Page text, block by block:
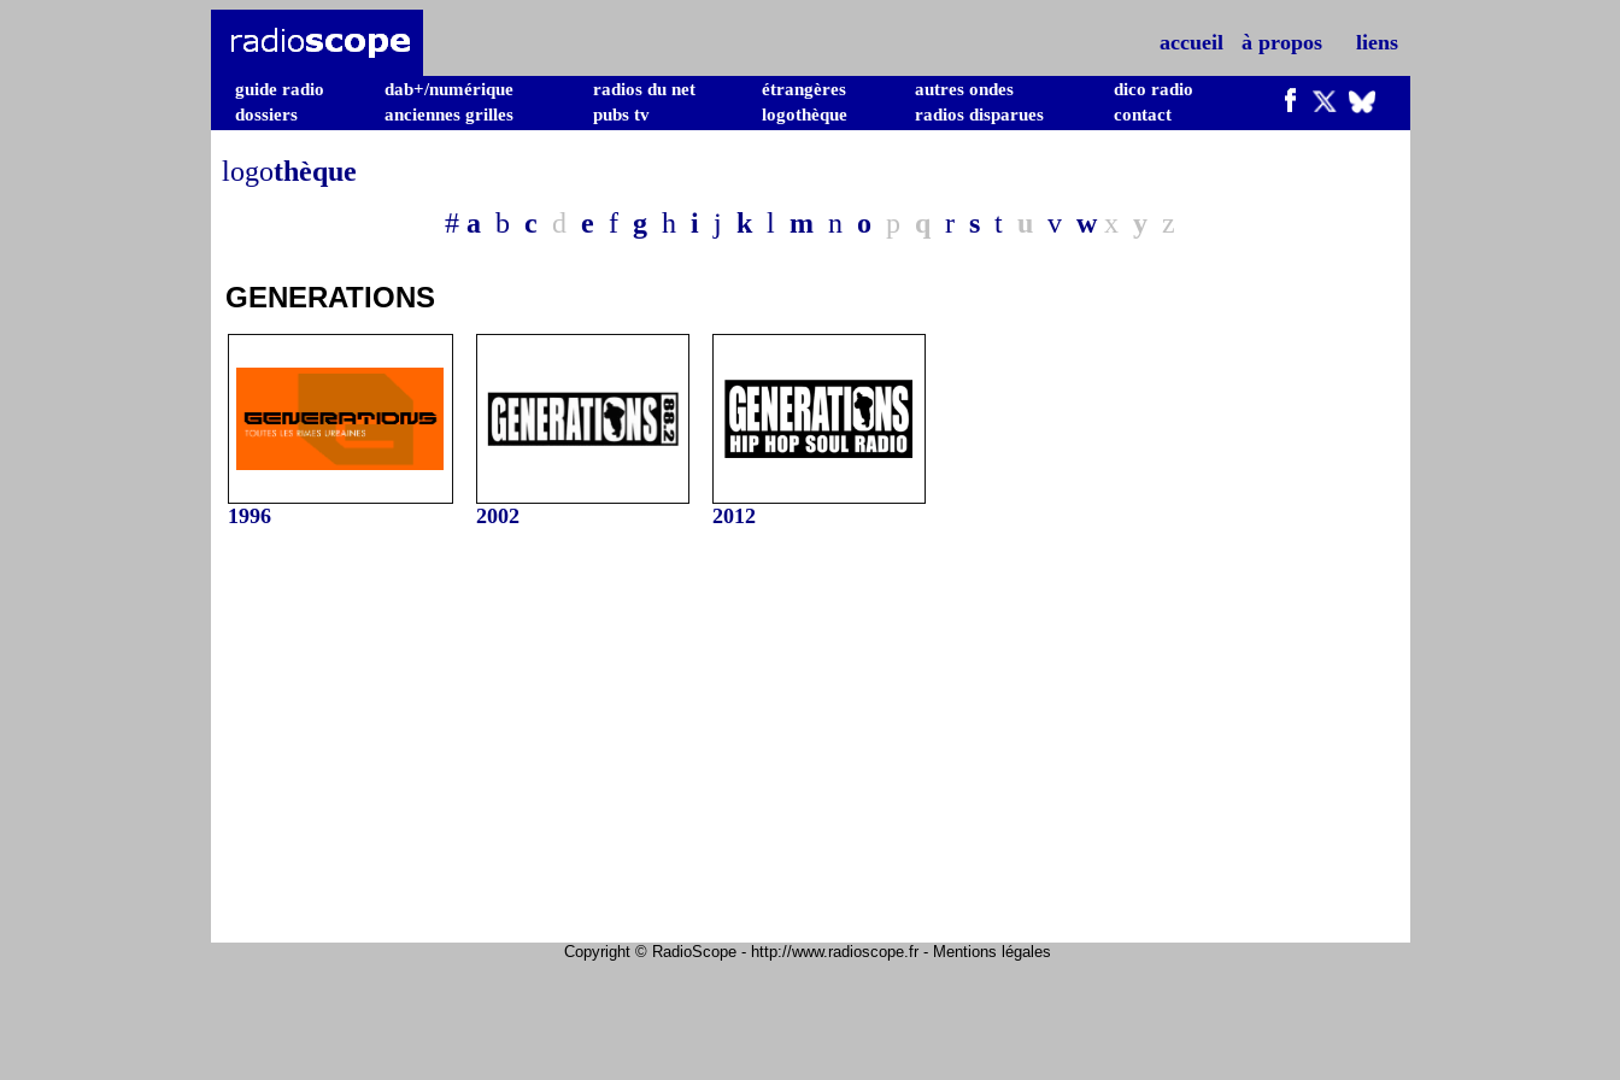
accueil à propos liens
guide radio dab+/numérique radios du net étrangères autres ondes
dico radio
dossiers
anciennes grilles pubs tv logothèque radios disparues contact
logothèque
# a b c d e f g h i j k l m n o p q r s tu v wx y z
GENERATIONS
1996 2002 2012
Copyright © RadioScope - http://www.radioscope.fr - Mentions légales